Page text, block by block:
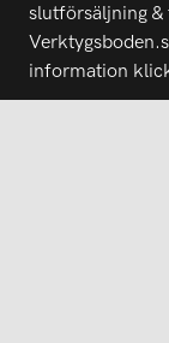
slutförsäljning
information